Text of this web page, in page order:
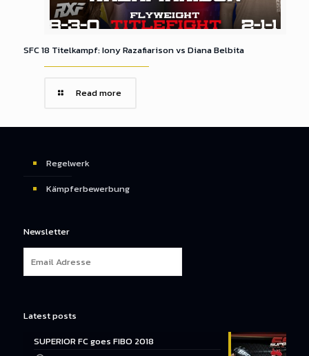
SFC 18 Titelkampf: Iony Razafiarison vs Diana Belbita
Read more
Regelwerk
Kämpferbewerbung
Newsletter
Latest posts
SUPERIOR FC goes FIBO 2018